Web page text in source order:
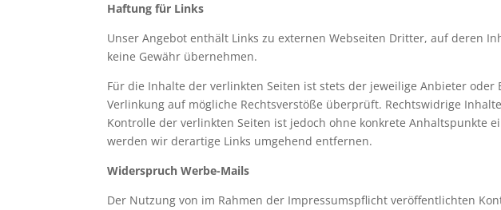
Haftung für Links
Unser Angebot enthält Links zu externen Webseiten Dritter, auf deren
keine Gewähr übernehmen.
Für die Inhalte der verlinkten Seiten ist stets der jeweilige Anbieter
Verlinkung auf mögliche Rechtsverstöße überprüft. Rechtswidrige
Kontrolle der verlinkten Seiten ist jedoch ohne konkrete Anhaltspunkte
werden wir derartige Links umgehend entfernen.
Widerspruch Werbe-Mails
Der Nutzung von im Rahmen der Impressumspflicht veröffentlichten